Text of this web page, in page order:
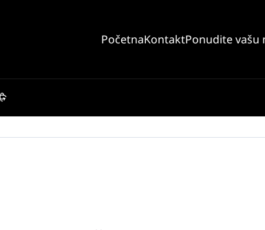
PočetnaKontaktPonudite vašu